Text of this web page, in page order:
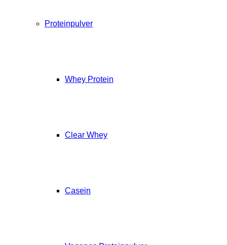
Proteinpulver
Whey Protein
Clear Whey
Casein